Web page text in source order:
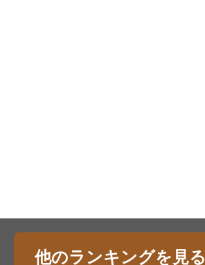
他のランキングを見る